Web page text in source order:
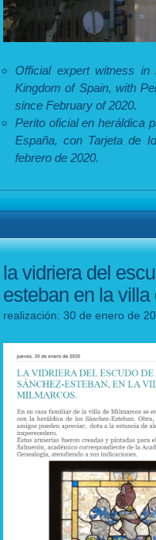
Official expert witness
Kingdom of Spain, with
since February of 2020.
Perito oficial en heráldica
España, con Tarjeta de
febrero de 2020.
la vidriera del
esteban en la
realización: 30 de enero de